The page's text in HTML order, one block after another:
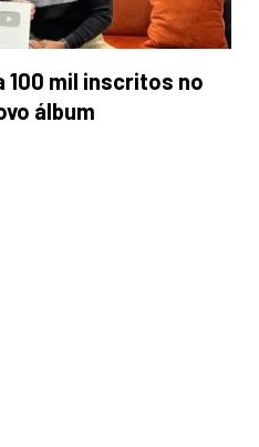
100 mil inscritos no
álbum